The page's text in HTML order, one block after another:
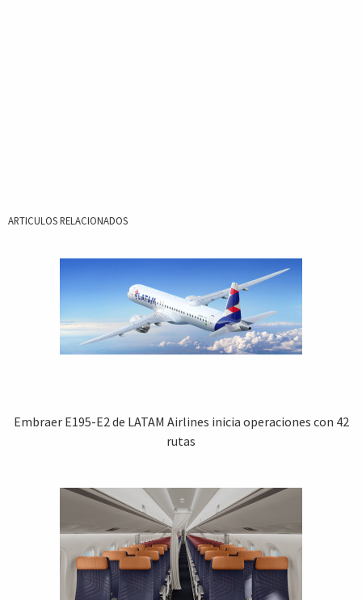
ARTICULOS RELACIONADOS
Embraer E195-E2 de LATAM Airlines inicia operaciones con 42
rutas